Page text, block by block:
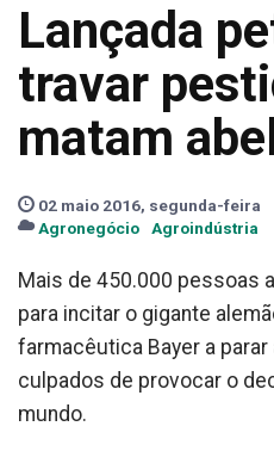
Lançada
travar
matam
02 maio 2016, segunda-feira
Agronegócio
Agroindústria
Mais de 450.000 pessoas
para incitar o gigante
farmacêutica Bayer a
culpados de provocar o
mundo.